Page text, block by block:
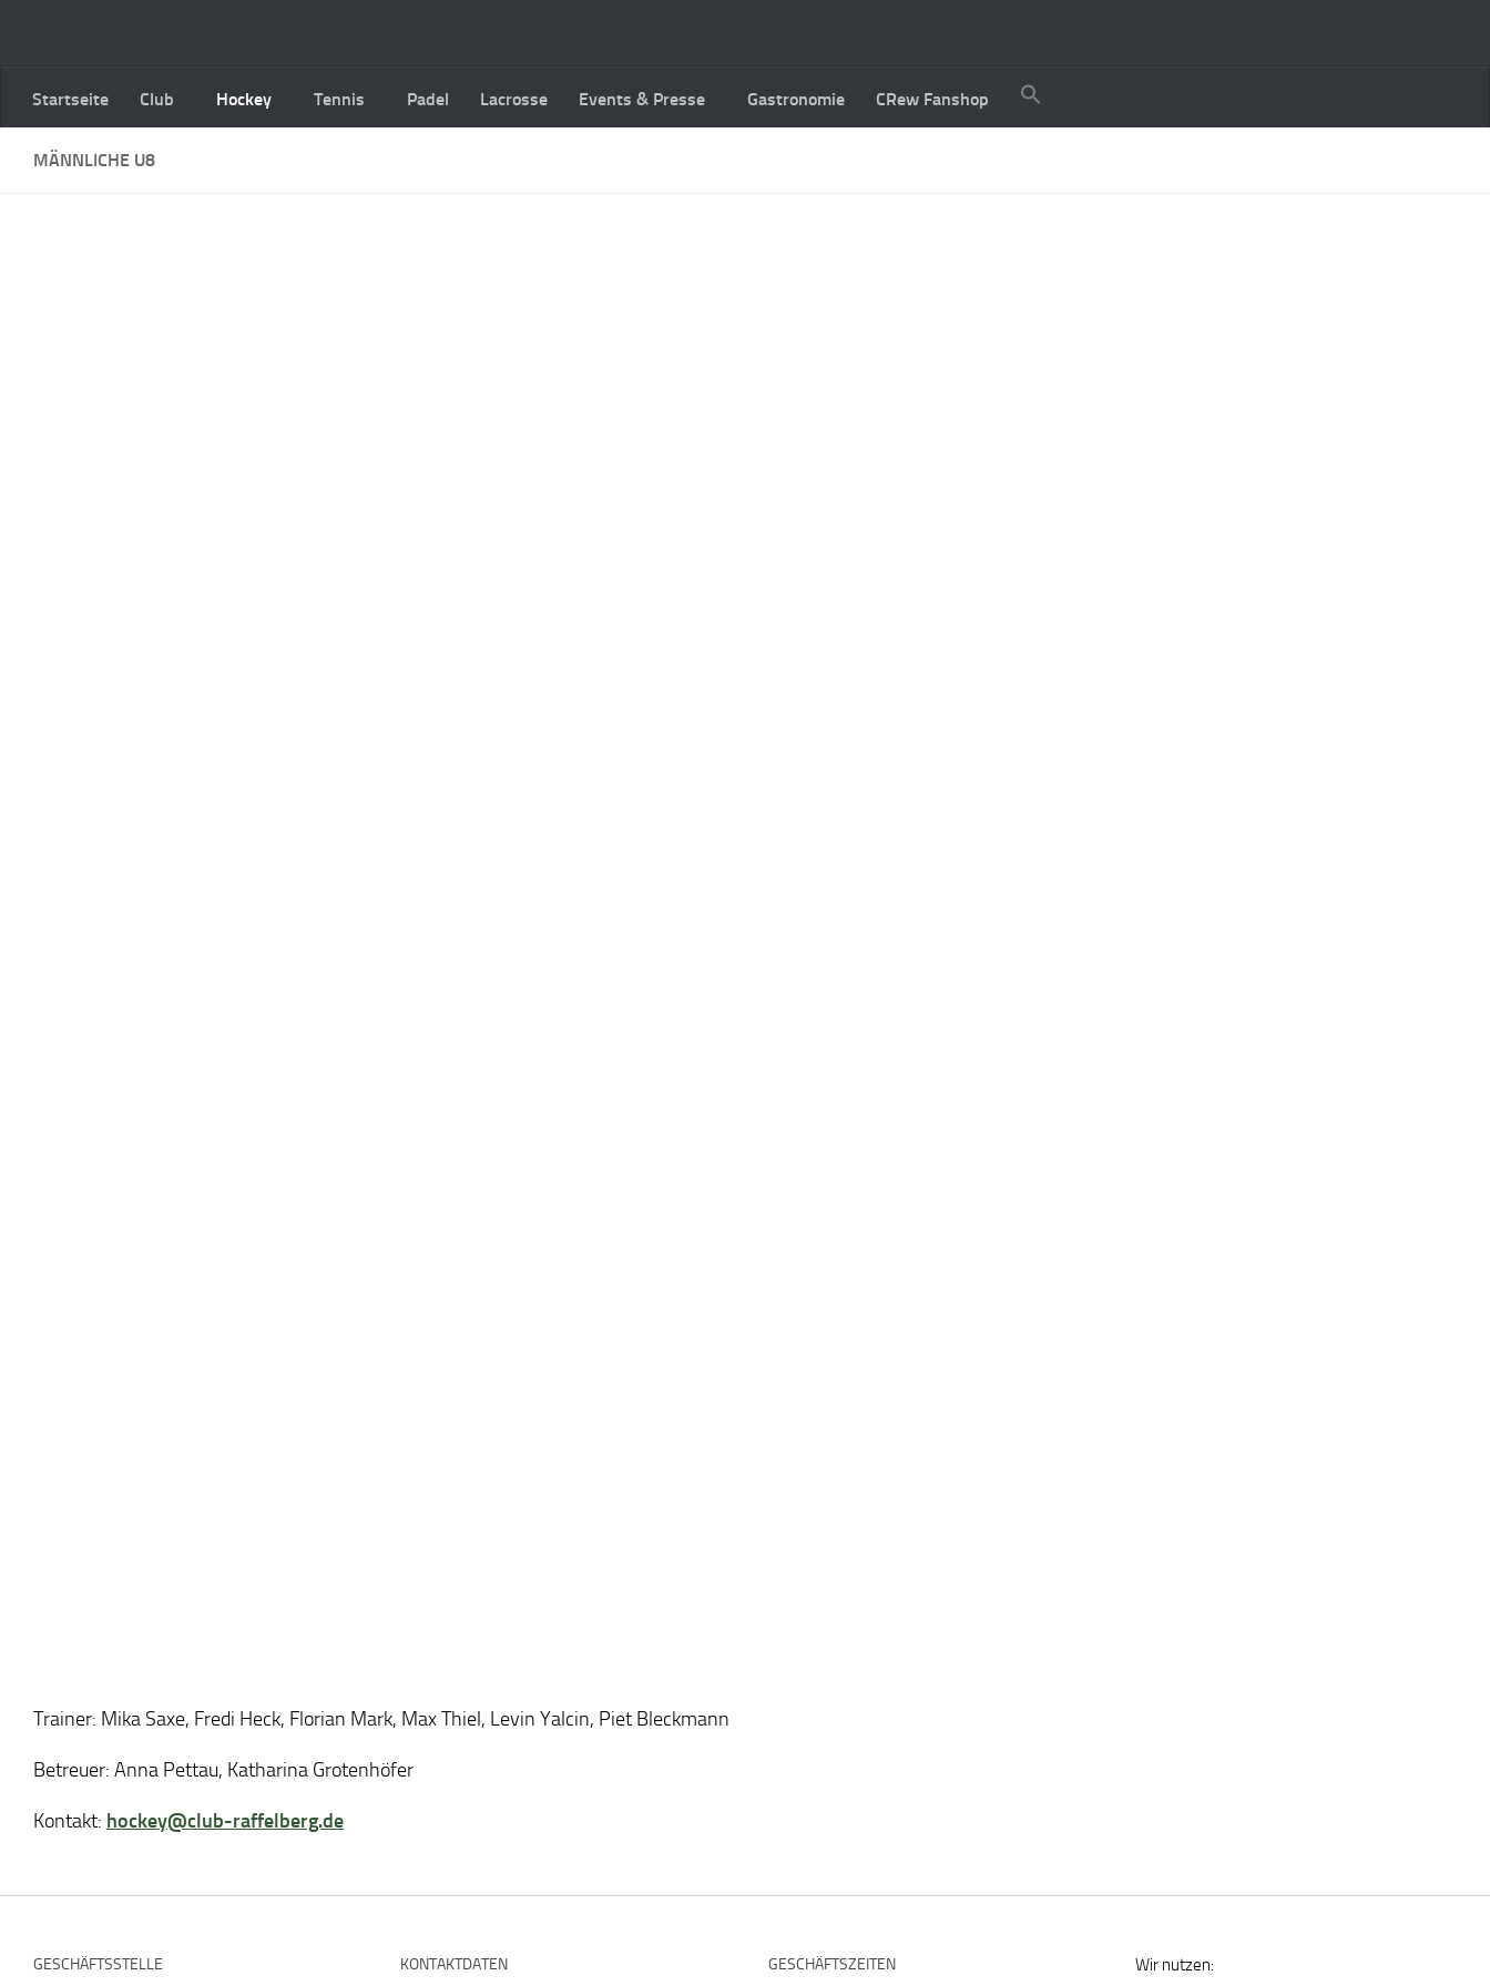
Startseite Club Hockey Tennis Padel Lacrosse Events & Presse Gastronomie CRew Fanshop
MÄNNLICHE U8
Trainer: Mika Saxe, Fredi Heck, Florian Mark, Max Thiel, Levin Yalcin, Piet Bleckmann
Betreuer: Anna Pettau, Katharina Grotenhöfer
Kontakt: hockey@club-raffelberg.de
GESCHÄFTSSTELLE KONTAKTDATEN GESCHÄFTSZEITEN Wir nutzen: